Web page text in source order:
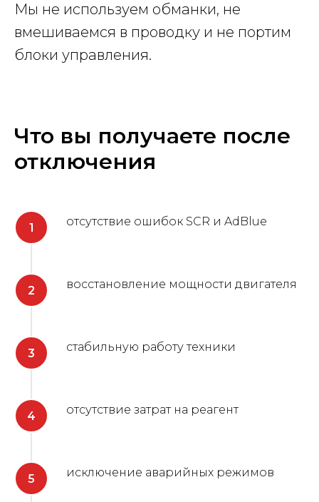
Мы не используем обманки, не
вмешиваемся в проводку и не портим
блоки управления.
Что вы получаете после
отключения
отсутствие ошибок SCR и AdBlue
восстановление мощности двигателя
стабильную работу техники
отсутствие затрат на реагент
исключение аварийных режимов